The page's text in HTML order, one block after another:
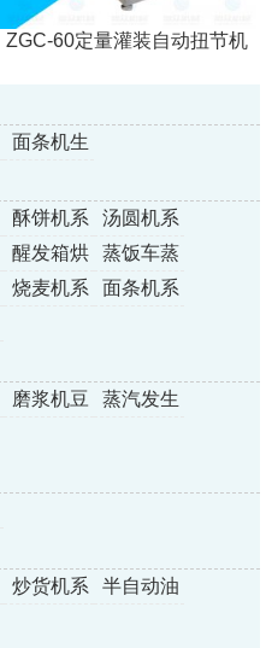
ZGC-60定量灌装自动扭节机
面条机生
酥饼机系
列
汤圆机系
列
醒发箱烘
烤炉
蒸饭车蒸
包炉
烧麦机系
面条机系
磨浆机豆
蒸汽发生
炒货机系
半自动油